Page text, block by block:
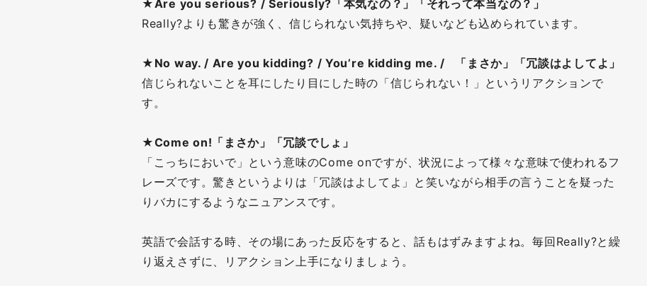
★Are you serious? / Seriously?「本気なの？」「それって本当なの？」
Really?よりも驚きが強く、信じられない気持ちや、疑いなども込められています。
★No way. / Are you kidding? / You’re kidding me. / 「まさか」「冗談はよしてよ」
信じられないことを耳にしたり目にした時の「信じられない！」というリアクションで
す。
★Come on!「まさか」「冗談でしょ」
「こっちにおいで」という意味のCome onですが、状況によって様々な意味で使われるフ
レーズです。驚きというよりは「冗談はよしてよ」と笑いながら相手の言うことを疑った
りバカにするようなニュアンスです。
英語で会話する時、その場にあった反応をすると、話もはずみますよね。毎回Really?と繰
り返えさずに、リアクション上手になりましょう。